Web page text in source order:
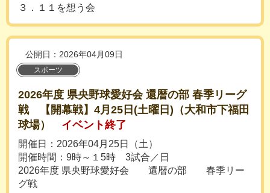
３．１１を想う会
公開日：2026年04月09日
スポーツ
2026年度 県央野球愛好会 還暦の部 春季リーグ
戦 【開幕戦】4月25日(土曜日)（大和市下福田
球場）
イベント終了
開催日：2026年04月25日（土）
開催時間：9時～１5時 3試合／日
2026年度 県央野球愛好会 還暦の部 春季リー
グ戦